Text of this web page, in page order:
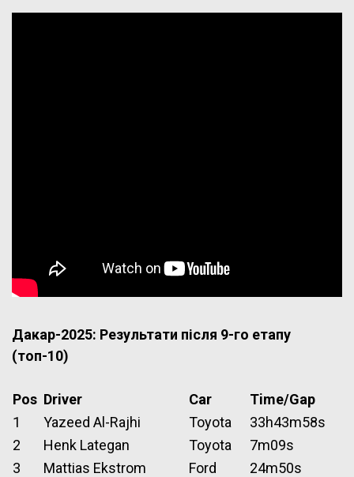
Дакар-2025: Результати після 9-го етапу
(топ-10)
Pos Driver Car
Time/Gap
1
Yazeed Al-Rajhi Toyota
33h43m58s
2
Henk Lategan Toyota
7m09s
3
Mattias Ekstrom Ford
24m50s